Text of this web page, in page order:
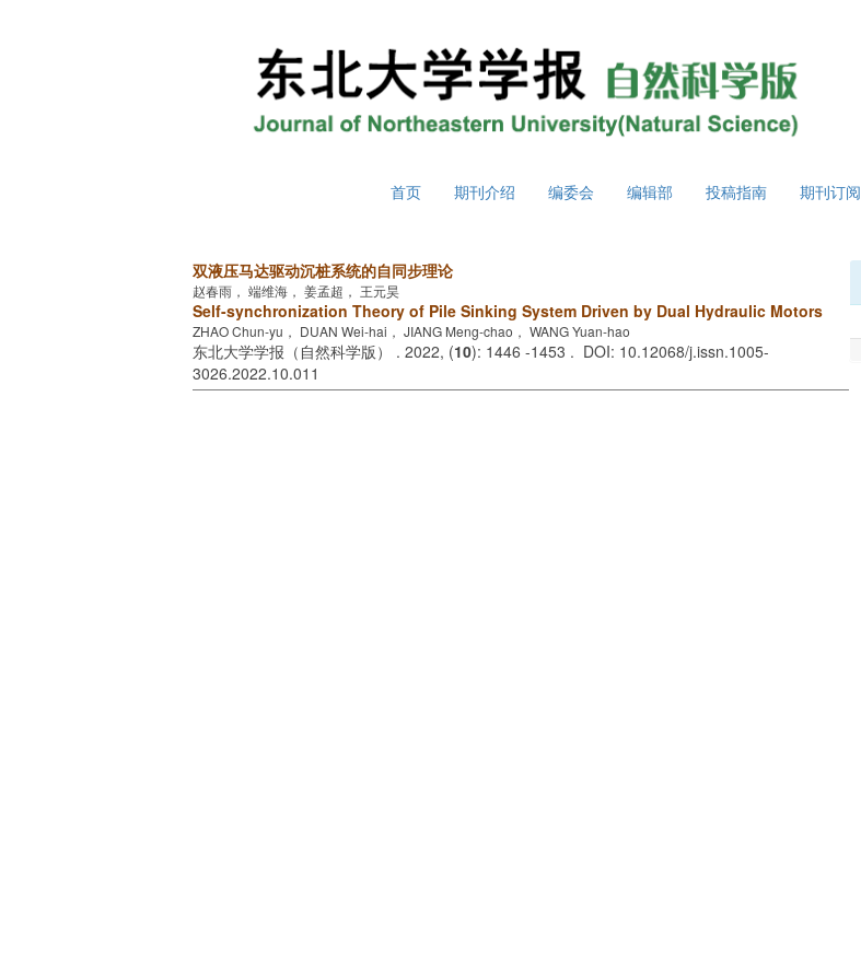
首页 期刊介绍 编委会 编辑部 投稿指南 期刊订阅
双液压马达驱动沉桩系统的自同步理论
赵春雨， 端维海， 姜孟超， 王元昊
Self-synchronization Theory of Pile Sinking System Driven by Dual Hydraulic Motors
ZHAO Chun-yu， DUAN Wei-hai， JIANG Meng-chao， WANG Yuan-hao
东北大学学报（自然科学版） . 2022, (10): 1446 -1453 . DOI: 10.12068/j.issn.1005-
3026.2022.10.011